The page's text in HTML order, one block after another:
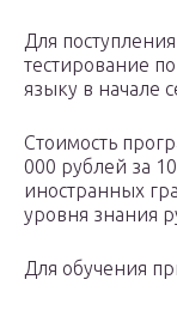
Для
тестирование
языку в начале
Стоимость
000 рублей за
иностранных
уровня знания
Для обучения